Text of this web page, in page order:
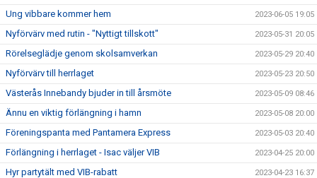
Ung vibbare kommer hem 2023-06-05 19:05
Nyförvärv med rutin - "Nyttigt tillskott" 2023-05-31 20:05
Rörelseglädje genom skolsamverkan 2023-05-29 20:40
Nyförvärv till herrlaget 2023-05-23 20:50
Västerås Innebandy bjuder in till årsmöte 2023-05-09 08:46
Ännu en viktig förlängning i hamn 2023-05-08 20:00
Föreningspanta med Pantamera Express 2023-05-03 20:40
Förlängning i herrlaget - Isac väljer VIB 2023-04-25 20:00
Hyr partytält med VIB-rabatt 2023-04-23 16:37